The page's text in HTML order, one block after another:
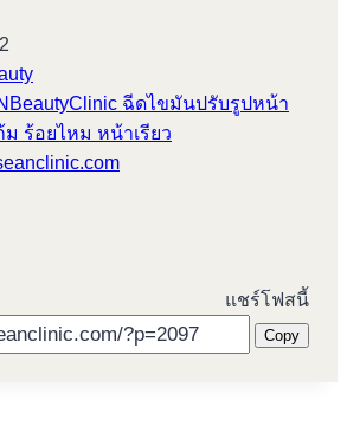
ฉีดไขมันปรับรูปหน้า
ร้อยไหม หน้าเรียว
แชร์โฟสนี้
Copy